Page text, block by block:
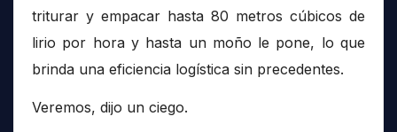
triturar y empacar hasta 80 metros cúbicos de
lirio por hora y hasta un moño le pone, lo que
brinda una eficiencia logística sin precedentes.
Veremos, dijo un ciego.